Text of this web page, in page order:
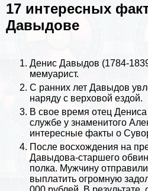
17 интересных
Давыдове
Денис Давыдов (1784-
мемуарист.
С ранних лет Давыдов
наряду с верховой ездой.
В свое время отец
службе у знаменитого
интересные факты о
После восхождения на
Давыдова-старшего
полка. Мужчину
выплатить огромную